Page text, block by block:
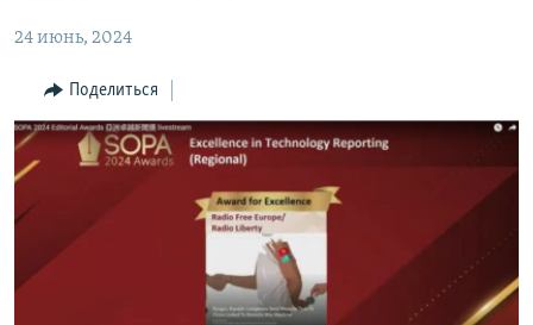
главной
Вернутся
поиску
НАСТОЯЩЕЕ ВРЕМЯ
МИГРАНТ МЕДИА
24 июнь, 2024
Поделиться